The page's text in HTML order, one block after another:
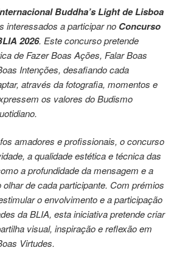
Buddha’s Light de Lisboa
interessados a participar no Concurso
2026. Este concurso pretende
de Fazer Boas Ações, Falar Boas
Intenções, desafiando cada
através da fotografia, momentos e
os valores do Budismo
amadores e profissionais, o concurso
a qualidade estética e técnica das
a profundidade da mensagem e a
olhar de cada participante. Com prémios
o envolvimento e a participação
da BLIA, esta iniciativa pretende criar
visual, inspiração e reflexão em
Virtudes.​